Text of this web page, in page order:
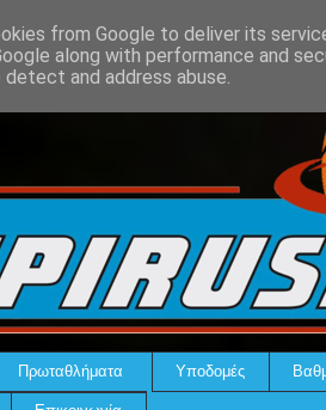
Πρωταθλήματα Υποδομές
from Google to deliver its
along with performance and
and address abuse.